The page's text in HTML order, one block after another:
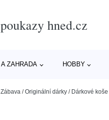
hned.cz
A ZAHRADA HOBBY
Zábava /Originální dárky / Dárkové koše